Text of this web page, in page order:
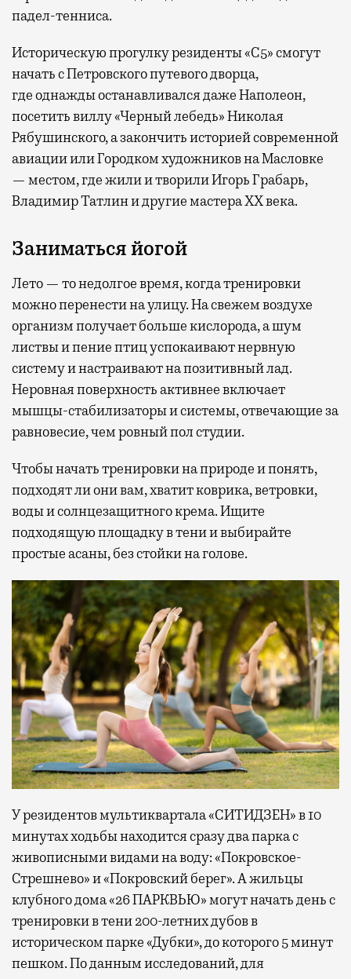
падел-тенниса.
Историческую прогулку резиденты «С5» смогут
начать с Петровского путевого дворца,
гдеоднажды останавливался даже Наполеон,
посетить виллу «Черный лебедь» Николая
Рябушинского, а закончить историей современной
авиации или Городком художников на Масловке
— местом, где жили и творили Игорь Грабарь,
Владимир Татлин и другие мастера XX века.
Заниматься йогой
Лето — то недолгое время, когда тренировки
можно перенести на улицу. На свежем воздухе
организм получает больше кислорода, а шум
листвы и пение птиц успокаивают нервную
систему и настраивают на позитивный лад.
Неровная поверхность активнее включает
мышцы-стабилизаторы и системы, отвечающие за
равновесие, чем ровный пол студии.
Чтобы начать тренировки на природе и понять,
подходят ли они вам, хватит коврика, ветровки,
воды и солнцезащитного крема. Ищите
подходящую площадку в тени и выбирайте
простые асаны, без стойки на голове.
У резидентов мультиквартала «СИТИДЗЕН» в 10
минутах ходьбы находится сразу два парка с
живописными видами на воду: «Покровское-
Стрешнево» и «Покровский берег». А жильцы
клубного дома «26 ПАРКВЬЮ» могут начать день с
тренировки в тени 200-летних дубов в
историческом парке «Дубки», до которого 5 минут
пешком. По данным исследований, для